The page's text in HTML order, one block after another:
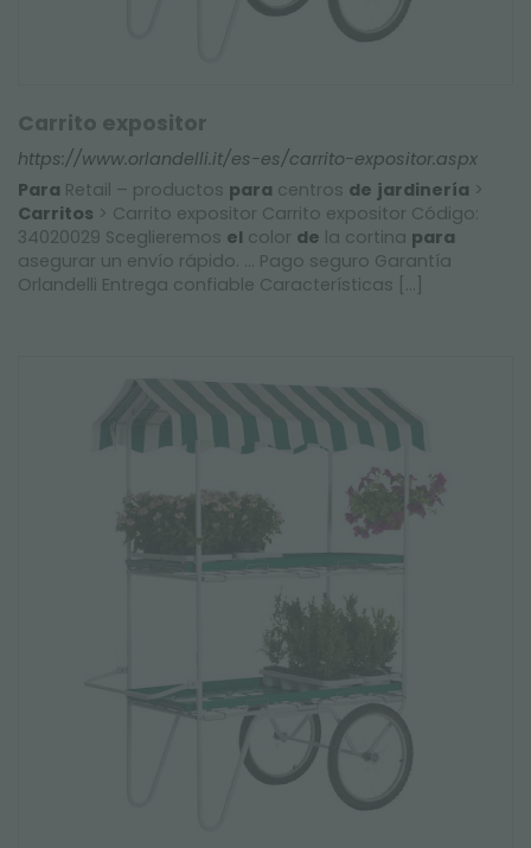
Carrito expositor
https://www.orlandelli.it/es-es/carrito-expositor.aspx
Para Retail – productos para centros de jardinería >
Carritos > Carrito expositor Carrito expositor Código:
34020029 Sceglieremos el color de la cortina para
asegurar un envío rápido. ... Pago seguro Garantía
Orlandelli Entrega confiable Características [...]